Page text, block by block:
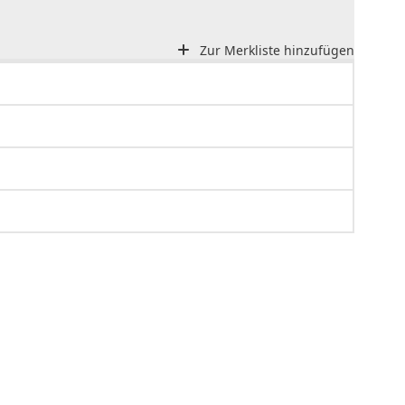
Zur Merkliste hinzufügen